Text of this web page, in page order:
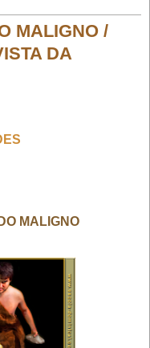
MALIGNO /
DA
MALIGNO